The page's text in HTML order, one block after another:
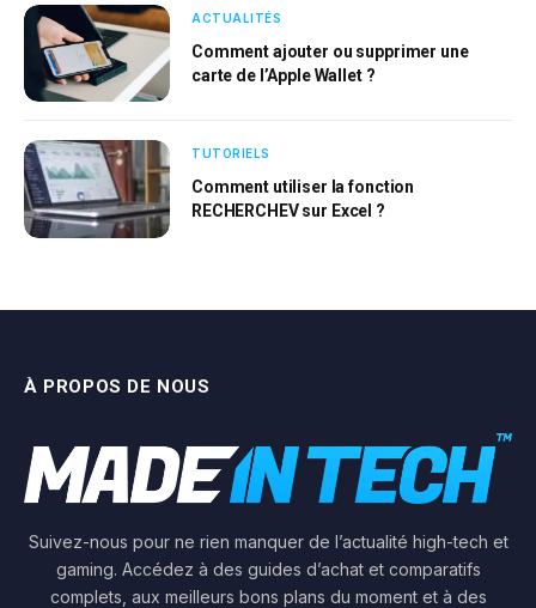
ACTUALITÉS
Comment ajouter ou supprimer une
carte de l’Apple Wallet ?
TUTORIELS
Comment utiliser la fonction
RECHERCHEV sur Excel ?
À PROPOS DE NOUS
Suivez-nous pour ne rien manquer de l’actualité high-tech et
gaming. Accédez à des guides d’achat et comparatifs
complets, aux meilleurs bons plans du moment et à des